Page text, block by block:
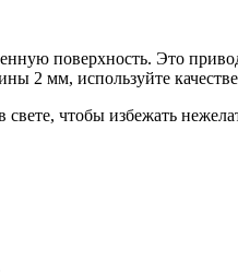
поверхность. Это
мм, используйте
чтобы избежать